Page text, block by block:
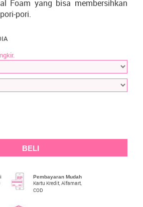
Foam yang bisa membersihkan
pori.
BELI
Pembayaran Mudah
Kartu Kredit, Alfamart,
COD